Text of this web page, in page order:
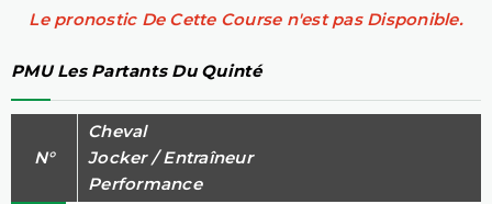
Le pronostic De Cette Course n'est pas Disponible.
PMU Les Partants Du Quinté
N°
Cheval
Jocker / Entraîneur
Performance